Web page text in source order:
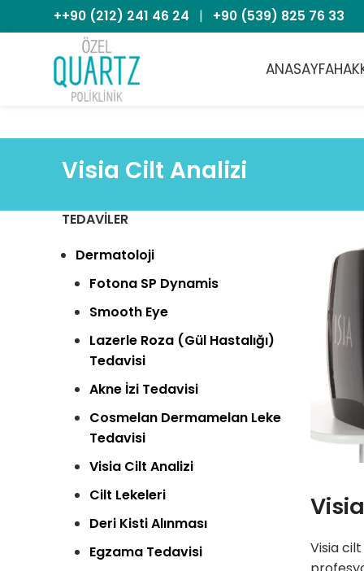
++90 (212) 241 46 24 | +90 (539) 825 76 33
ANASAYFA
Visia Cilt Analizi
Visia
TEDAVILER
Dermatoloji
Fotona SP Dynamis
Smooth Eye
Lazerle Roza (Gül Hastalığı)
Tedavisi
Akne İzi Tedavisi
Cosmelan­ Dermamelan Leke
Tedavisi
Visia Cilt Analizi
Cilt Lekeleri
Deri Kisti Alınması
Egzama Tedavisi